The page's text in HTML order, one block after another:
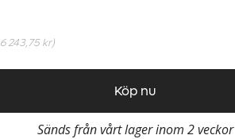
6 243,75 kr)
Köp nu
Sänds från vårt lager inom 2 veckor